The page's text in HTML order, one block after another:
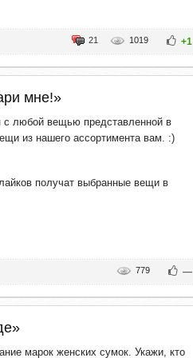
+1
1019
21
мне!»
с любой вещью представленной в
из нашего ассортимента вам. :)
получат выбранные вещи в
—
779
марок женских сумок. Укажи, кто